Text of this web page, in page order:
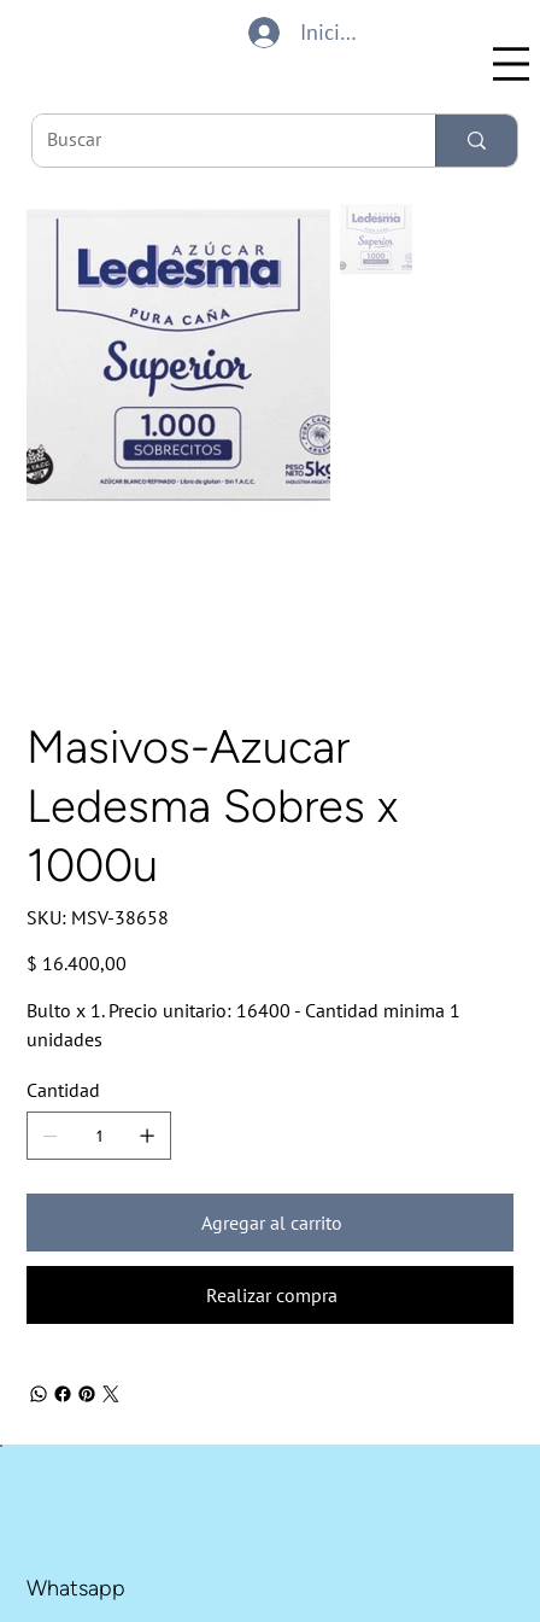
Iniciar sesión
Masivos-Azucar
Ledesma Sobres x
1000u
SKU: SKU
MSV-
MSV-38658
Precio
$ 16.400,00
Bulto x 1. Precio unitario: 16400 - Cantidad minima 1
unidades
Cantidad
Agregar al carrito
Realizar compra
Whatsapp